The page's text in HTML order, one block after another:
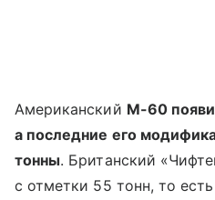
Американский М-60
а последние его
тонны. Британский
с отметки 55 тонн, то